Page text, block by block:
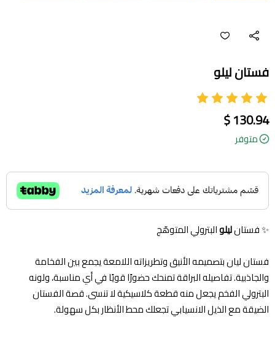
فستان ليلو
130.94 $
متوفر
✨ فستانليلوالبترولي المتوهّج
فستان ليان بتصميمه الأنيق وتطريزاته اللامعة يجمع بين الفخامة
والجاذبية. تفاصيله البراقة تمنحك حضورًا قويًا في أي مناسبة، ولونه
البترولي الفخم يجعل منه قطعة كلاسيكية لا تنسى. قصة الفستان
الضيقة مع الذيل الانسيابي تجعلك محط الأنظار بكل سهولة.